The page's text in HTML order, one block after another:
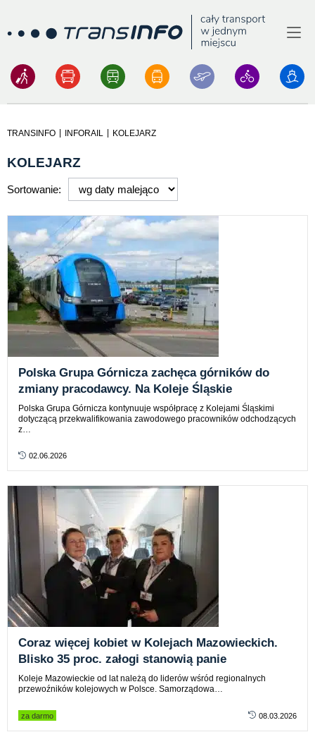
Logo Menu
TRANSINFO INFORAIL KOLEJARZ
KOLEJARZ
Sortowanie:
Polska Grupa Górnicza zachęca górników do
zmiany pracodawcy. Na Koleje Śląskie
Polska Grupa Górnicza kontynuuje współpracę z Kolejami Śląskimi
dotyczącą przekwalifikowania zawodowego pracowników odchodzących
z…
02.06.2026
Coraz więcej kobiet w Kolejach Mazowieckich.
Blisko 35 proc. załogi stanowią panie
Koleje Mazowieckie od lat należą do liderów wśród regionalnych
przewoźników kolejowych w Polsce. Samorządowa…
za darmo 08.03.2026